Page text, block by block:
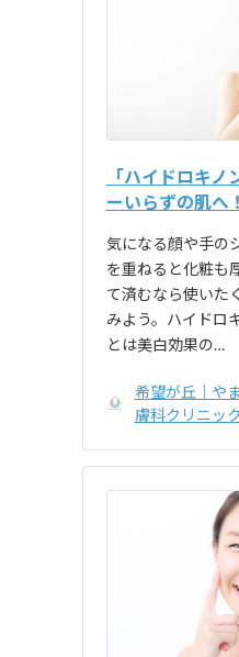
「ハイドロキノ
ーいらずの肌へ！
気になる顔や手の
を重ねると化粧も
て済むなら使いた
みよう。ハイドロ
とは美白効果の…
希望が丘｜や
膚科クリニック